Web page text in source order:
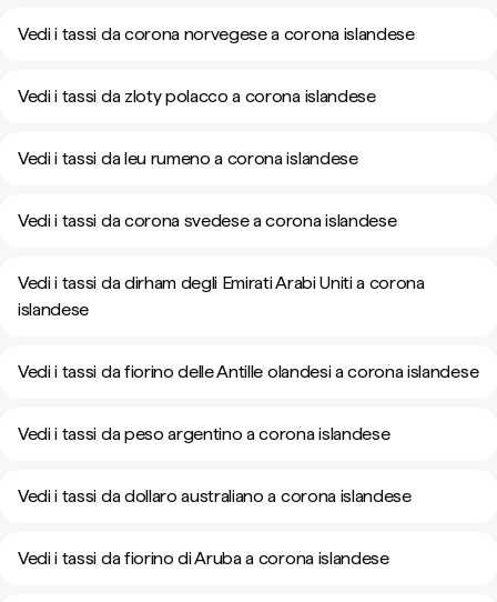
Vedi i tassi da corona norvegese a corona islandese
Vedi i tassi da zloty polacco a corona islandese
Vedi i tassi da leu rumeno a corona islandese
Vedi i tassi da corona svedese a corona islandese
Vedi i tassi da dirham degli Emirati Arabi Uniti a corona
islandese
Vedi i tassi da fiorino delle Antille olandesi a corona islandese
Vedi i tassi da peso argentino a corona islandese
Vedi i tassi da dollaro australiano a corona islandese
Vedi i tassi da fiorino di Aruba a corona islandese